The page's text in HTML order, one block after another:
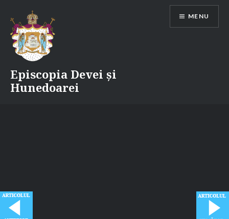
content
Episcopia Devei și
Hunedoarei
MENU